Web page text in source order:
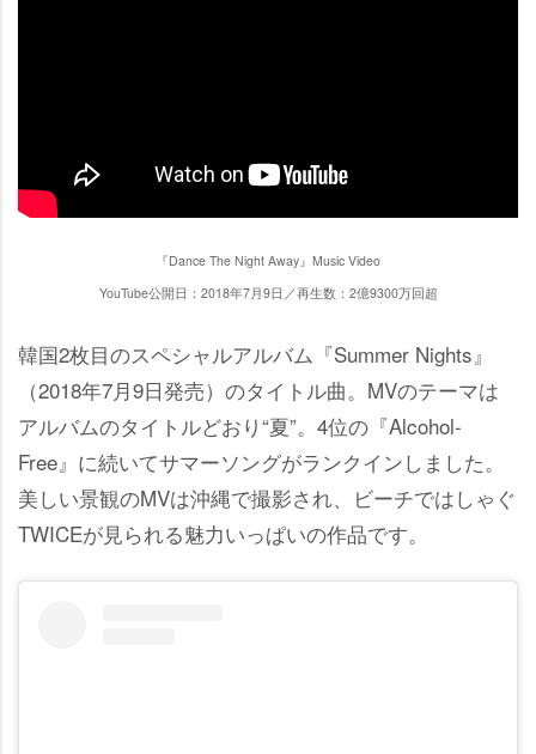
『Dance The Night Away』Music Video
YouTube公開日：2018年7月9日／再生数：2億9300万回超
韓国2枚目のスペシャルアルバム『Summer Nights』
（2018年7月9日発売）のタイトル曲。MVのテーマは
アルバムのタイトルどおり“夏”。4位の『Alcohol-
Free』に続いてサマーソングがランクインしました。
美しい景観のMVは沖縄で撮影され、ビーチではしゃぐ
TWICEが見られる魅力いっぱいの作品です。